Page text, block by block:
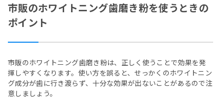
市販のホワイトニング歯磨き粉を使うときの
ポイント
市販のホワイトニング歯磨き粉は、正しく使うことで効果を発
揮しやすくなります。使い方を誤ると、せっかくのホワイトニン
グ成分が歯に行き渡らず、十分な効果が出ないことがあるので注
意しましょう。